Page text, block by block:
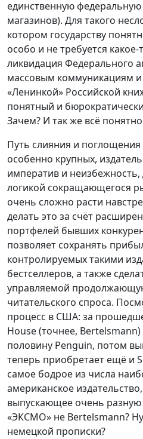
единственную
магазинов). Для такого
котором государству
особо и не требуется
ликвидация Федерального
массовым коммуникациям
«Ленинкой» Российской
понятный и
Зачем? И так же всё
Путь слияния и
особенно крупных,
императив и неизбежность,
логикой сокращающегося
очень сложно расти
делать это за счёт
портфелей бывших
позволяет сохранять
контролируемых такими
бестселлеров, а также
управляемой
читательского спроса.
процесс в США: за
House (точнее,
половину Penguin, потом
теперь приобретает ещё и
самое бодрое из числа
американское
выпускающее очень разную
«ЭКСМО» не Bertelsmann?
немецкой прописки?